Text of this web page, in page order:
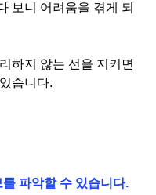
보니 어려움을 겪게 되
하지 않는 선을 지키면
습니다.
파악할 수 있습니다.